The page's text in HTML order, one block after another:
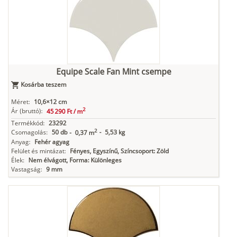
Equipe Scale Fan Mint csempe
Kosárba teszem
Méret: 10,6×12 cm
Ár (bruttó): 45 290 Ft /m2
Termékkód: 23292
Csomagolás: 50 db - 0,37 m2 - 5,53 kg
Anyag: Fehér agyag
Felület és mintázat: Fényes, Egyszínű, Színcsoport: Zöld
Élek: Nem élvágott, Forma: Különleges
Vastagság: 9 mm